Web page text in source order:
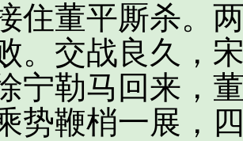
住董平厮杀。
。交战良久，
宁勒马回来，
势鞭梢一展，